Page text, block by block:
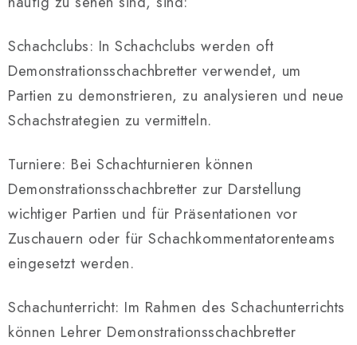
m
e
n
t
e
e
r
i
s
t
Schachclubs: In Schachclubs werden oft
Demonstrationsschachbretter verwendet, um
Partien zu demonstrieren, zu analysieren und neue
Schachstrategien zu vermitteln.
Turniere: Bei Schachturnieren können
Demonstrationsschachbretter zur Darstellung
wichtiger Partien und für Präsentationen vor
Zuschauern oder für Schachkommentatorenteams
eingesetzt werden.
Schachunterricht: Im Rahmen des Schachunterrichts
können Lehrer Demonstrationsschachbretter